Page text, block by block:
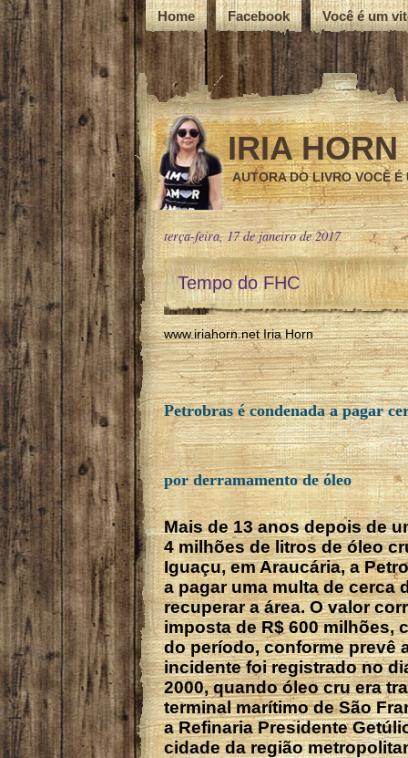
Home Facebook Você é um
IRIA HORN
AUTORA DO LIVRO VOCÊ É
terça-feira, 17 de janeiro de 2017
Tempo do FHC
www.iriahorn.net Iria Horn
Petrobras é condenada a pagar
por derramamento de óleo
Mais de 13 anos depois de
4 milhões de litros de óleo
Iguaçu, em Araucária, a
a pagar uma multa de cerca
recuperar a área. O valor
imposta de R$ 600 milhões,
do período, conforme prevê
incidente foi registrado no
2000, quando óleo cru era
terminal marítimo de São
a Refinaria Presidente
cidade da região